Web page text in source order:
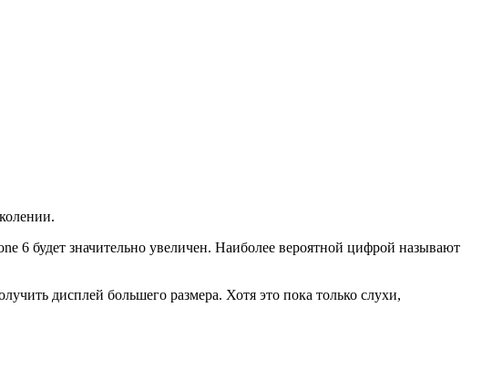
6 будет значительно увеличен. Наиболее вероятной цифрой называют
дисплей большего размера. Хотя это пока только слухи,